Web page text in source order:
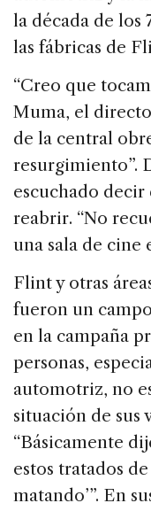
la década de los
las fábricas de
“Creo que
Muma, el
de la central
resurgimiento”.
escuchado decir
reabrir. “No
una sala de cine
Flint y otras
fueron un
en la campaña
personas,
automotriz, no
situación de sus
“Básicamente
estos tratados
matando’”. En